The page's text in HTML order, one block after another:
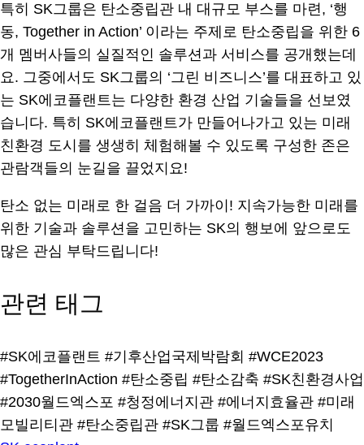
특히 SK그룹은 탄소중립관 내 대규모 부스를 마련, ‘행
동, Together in Action’ 이라는 주제로 탄소중립을 위한 6
개 멤버사들의 실질적인 솔루션과 서비스를 공개했는데
요. 그중에서도 SK그룹의 ‘그린 비즈니스’를 대표하고 있
는 SK에코플랜트는 다양한 환경 산업 기술들을 선보였
습니다. 특히 SK에코플랜트가 만들어나가고 있는 미래
친환경 도시를 생생히 체험해볼 수 있도록 구성한 존은
관람객들의 눈길을 끌었지요!
탄소 없는 미래로 한 걸음 더 가까이! 지속가능한 미래를
위한 기술과 솔루션을 고민하는 SK의 행보에 앞으로도
많은 관심 부탁드립니다!
관련 태그
#SK에코플랜트 #기후산업국제박람회 #WCE2023
#TogetherInAction #탄소중립 #탄소감축 #SK친환경사업
#2030월드엑스포 #청정에너지관 #에너지효율관 #미래
모빌리티관 #탄소중립관 #SK그룹 #월드엑스포유치